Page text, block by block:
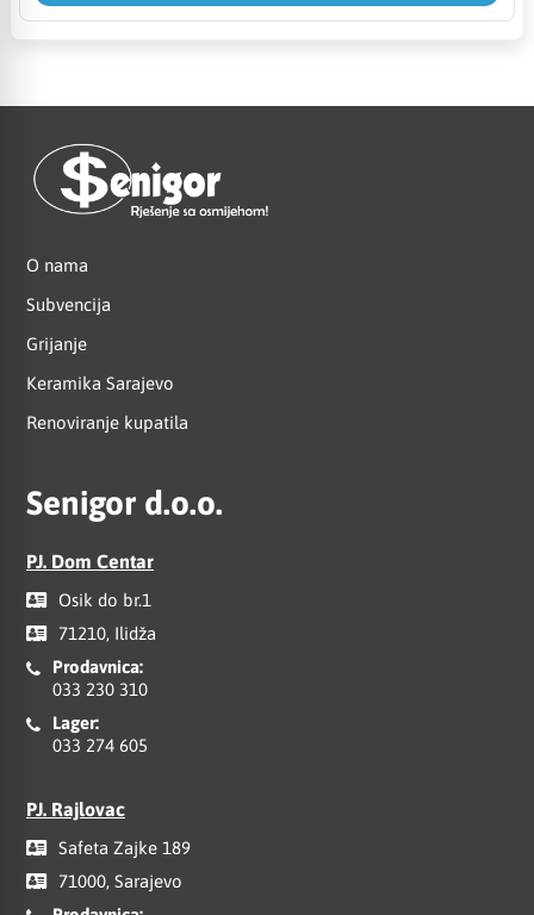
O nama
Subvencija
Grijanje
Keramika Sarajevo
Renoviranje kupatila
Senigor d.o.o.
PJ. Dom Centar
Osik do br.1
71210, Ilidža
Prodavnica:
033 230 310
Lager:
033 274 605
PJ. Rajlovac
Safeta Zajke 189
71000, Sarajevo